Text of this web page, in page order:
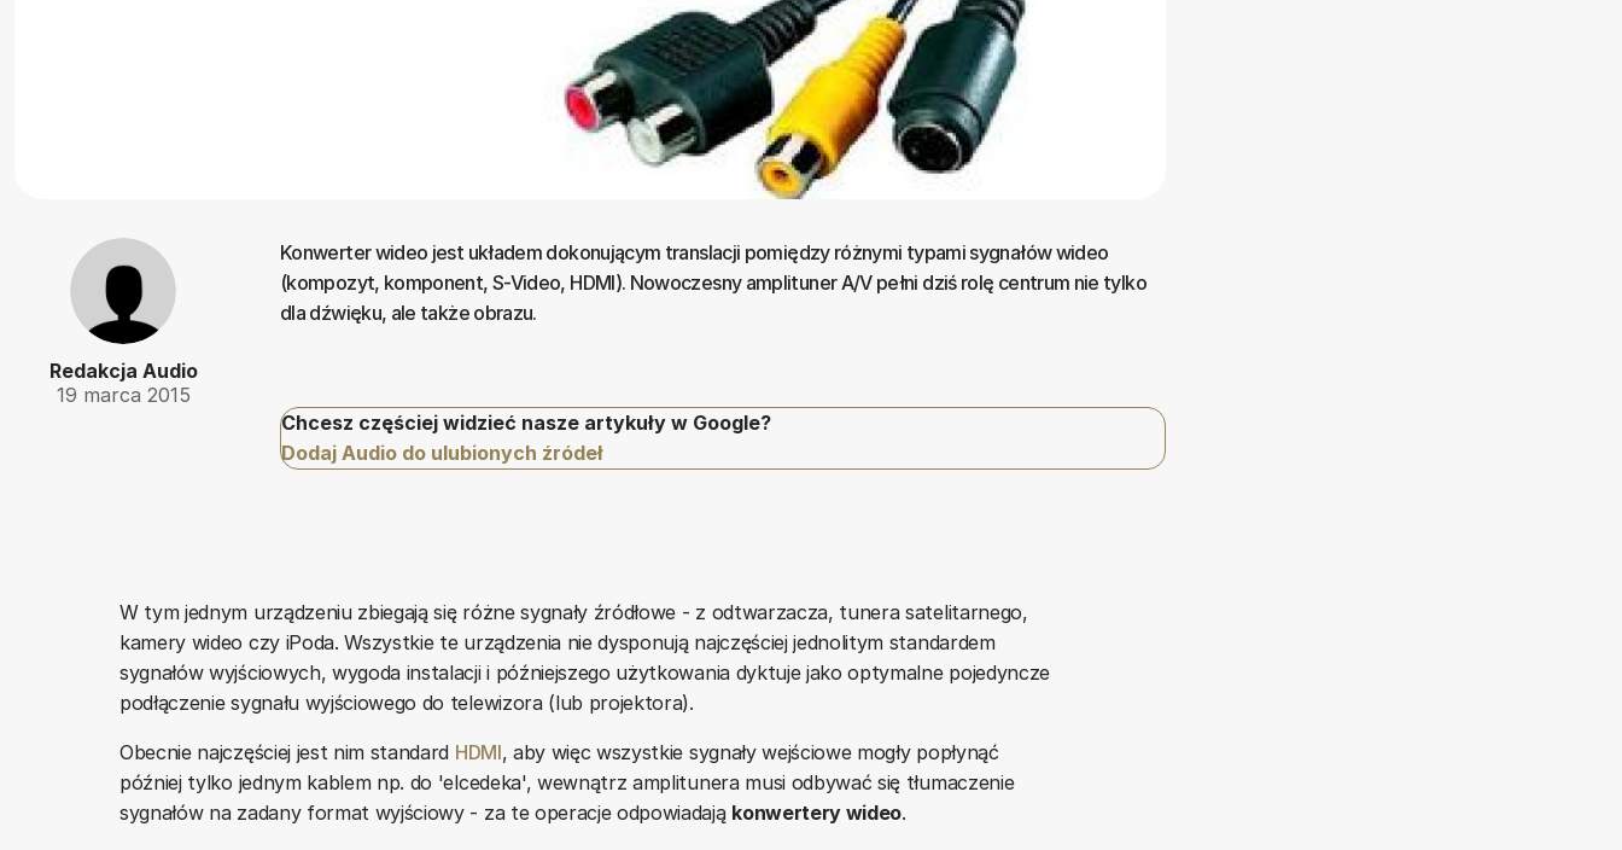
Redakcja Audio
19 marca 2015
Konwerter wideo jest układem dokonującym translacji pomiędzy różnymi typami sygnałów wideo
(kompozyt, komponent, S-Video, HDMI). Nowoczesny amplituner A/V pełni dziś rolę centrum nie tylko
dla dźwięku, ale także obrazu.
Chcesz częściej widzieć nasze artykuły w Google?
Dodaj Audio do ulubionych źródeł
W tym jednym urządzeniu zbiegają się różne sygnały źródłowe - z odtwarzacza, tunera satelitarnego,
kamery wideo czy iPoda. Wszystkie te urządzenia nie dysponują najczęściej jednolitym standardem
sygnałów wyjściowych, wygoda instalacji i późniejszego użytkowania dyktuje jako optymalne pojedyncze
podłączenie sygnału wyjściowego do telewizora (lub projektora).
Obecnie najczęściej jest nim standard HDMI, aby więc wszystkie sygnały wejściowe mogły popłynąć
później tylko jednym kablem np. do 'elcedeka', wewnątrz amplitunera musi odbywać się tłumaczenie
sygnałów na zadany format wyjściowy - za te operacje odpowiadają konwertery wideo.